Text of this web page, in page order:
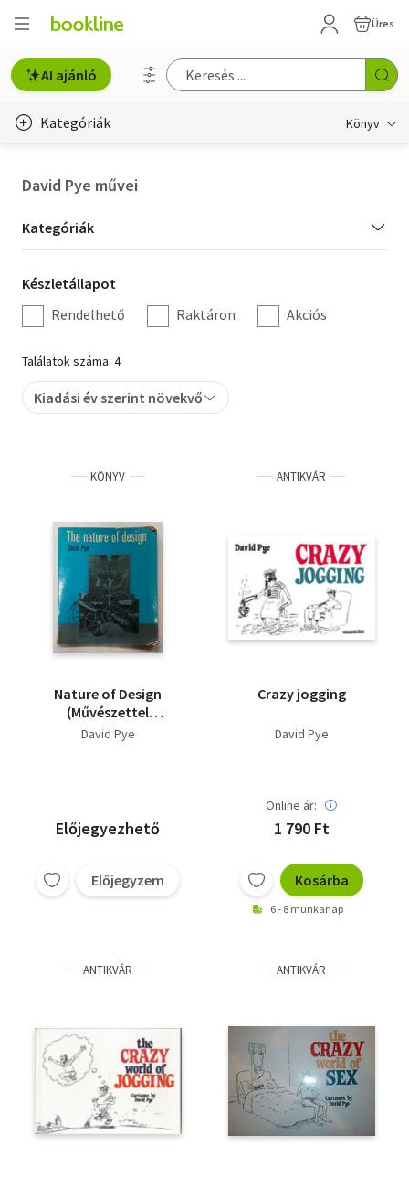
Üres
AI ajánló
Kategóriák Könyv
Hobbi, szabadidő
Irodalom
Művészet
Szakkönyv
Tankönyv, segédkönyv
Társadalomtudomány
Természettudomány
Történelem
Vallás
David Pye művei
Kategória
szűrés
Kategóriák
Készletállapot
szűrés
Készletállapot
Rendelhető
Raktáron Akciós
Találatok száma: 4
Kiadási év szerint növekvő
KÖNYV
Nature of Design
(Művészettel
kapcsolatos kötet,
David Pye
Előjegyezhető
Előjegyzem
ANTIKVÁR
Crazy jogging
David Pye
Online ár:
1 790 Ft
Kosárba
6 - 8 munkanap
ANTIKVÁR ANTIKVÁR